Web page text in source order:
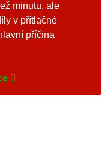
minutu, ale
v přítlačné
příčina